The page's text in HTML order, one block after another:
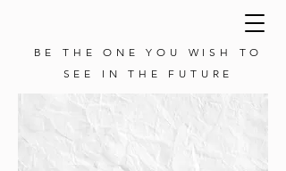
BE THE ONE YOU WISH TO
SEE IN THE FUTURE